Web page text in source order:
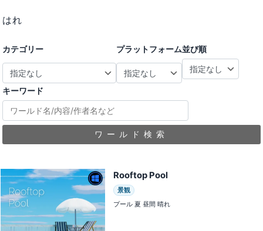
はれ
カテゴリー プラットフォーム並び順
キーワード
ワールド検索
Rooftop Pool
景観
プール 夏 昼間 晴れ